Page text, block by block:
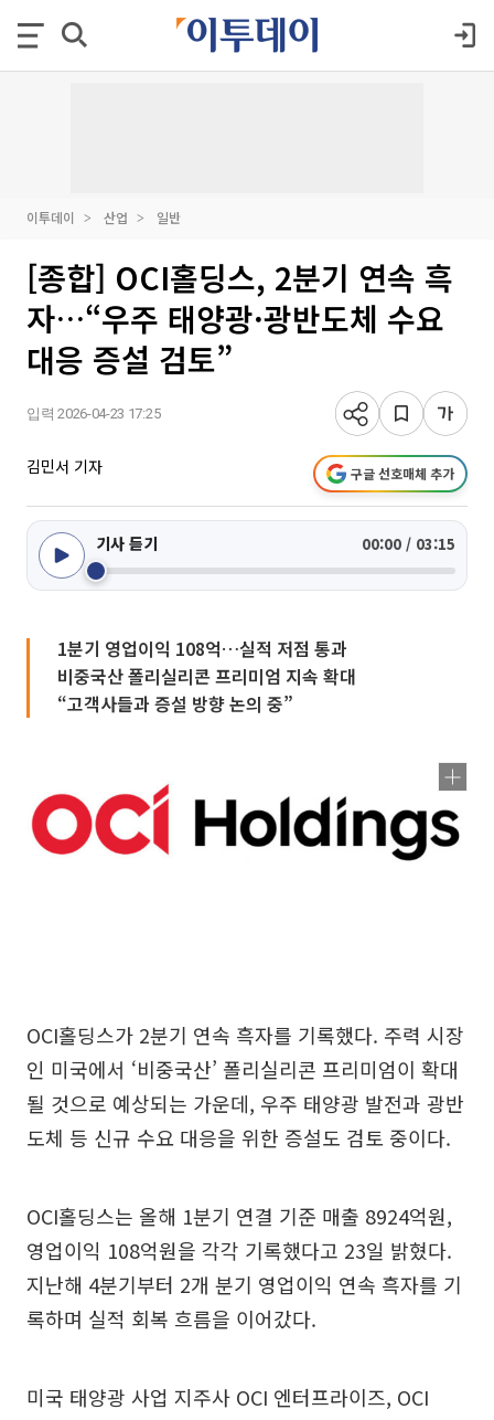
이투데이 산업 일반
[종합] OCI홀딩스, 2분기 연속 흑
자…“우주 태양광·광반도체 수요
대응 증설 검토”
입력 2026-04-23 17:25
김민서 기자 구글 선호매체 추가
기사 듣기 00:00 / 03:15
1분기 영업이익 108억…실적 저점 통과
비중국산 폴리실리콘 프리미엄 지속 확대
“고객사들과 증설 방향 논의 중”
OCI홀딩스가 2분기 연속 흑자를 기록했다. 주력 시장
인 미국에서 ‘비중국산’ 폴리실리콘 프리미엄이 확대
될 것으로 예상되는 가운데, 우주 태양광 발전과 광반
도체 등 신규 수요 대응을 위한 증설도 검토 중이다.
OCI홀딩스는 올해 1분기 연결 기준 매출 8924억원,
영업이익 108억원을 각각 기록했다고 23일 밝혔다.
지난해 4분기부터 2개 분기 영업이익 연속 흑자를 기
록하며 실적 회복 흐름을 이어갔다.
미국 태양광 사업 지주사 OCI 엔터프라이즈, OCI